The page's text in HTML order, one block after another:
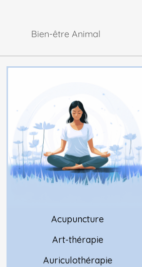
Bien-être Animal
Acupuncture
Art-thérapie
Auriculothérapie